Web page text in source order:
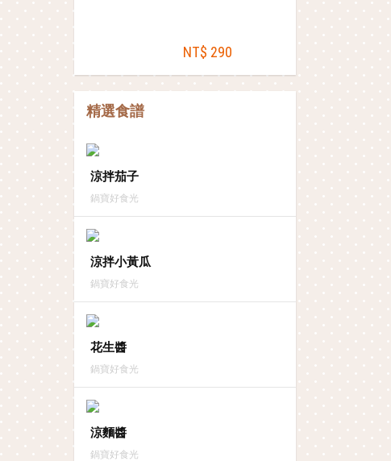
NT$ 290
精選食譜
涼拌茄子
鍋寶好食光
涼拌小黃瓜
鍋寶好食光
花生醬
鍋寶好食光
涼麵醬
鍋寶好食光